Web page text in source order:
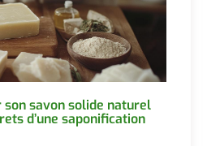
savon solide naturel
d’une saponification